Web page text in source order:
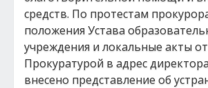
средств. По протестам
положения Устава
учреждения и локальные акты
Прокуратурой в адрес
внесено представление об